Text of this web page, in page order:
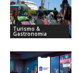
Turismo &
Gastronomia